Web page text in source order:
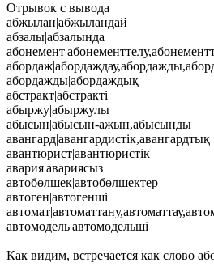
Отрывок с вывода
абжылан|абжыландай
абзалы|абзалында
абордажды|абордаждық
абстракт|абстракті
абыржу|абыржулы
абысын|абысын-ажын,абысынды
авангард|авангардистік,авангардтық
авантюрист|авантюристік
авария|авариясыз
автобөлшек|автобөлшектер
автоген|автогенші
автомодель|автомодельші
Как видим, встречается как слово